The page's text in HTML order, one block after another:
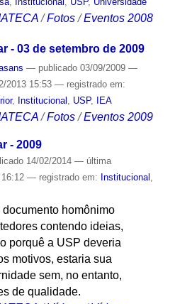
/Fotos /Eventos 2008
- 03 de setembro de 2009
— publicado03/09/2009 —
2013 15:53 — registrado em:
, Institucional , USP, IEA
/Fotos /Eventos 2009
- 2009
14/02/2014 — última
— registrado em: Institucional
homônimo
contendo ideias,
porquê a USP deveria
motivos, estaria sua
sem, no entanto,
de qualidade.